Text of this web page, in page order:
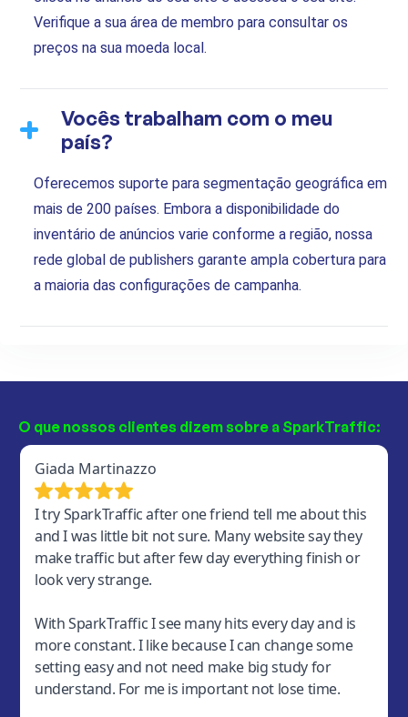
Verifique a sua área de membro para consultar os
preços na sua moeda local.
Vocês trabalham com o meu
país?
Oferecemos suporte para segmentação geográfica em
mais de 200 países. Embora a disponibilidade do
inventário de anúncios varie conforme a região, nossa
rede global de publishers garante ampla cobertura para
a maioria das configurações de campanha.
O que nossos clientes dizem sobre a SparkTraffic: